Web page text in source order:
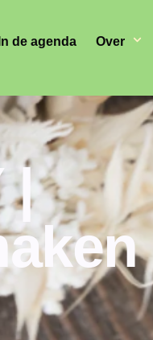
In de agenda Over
|